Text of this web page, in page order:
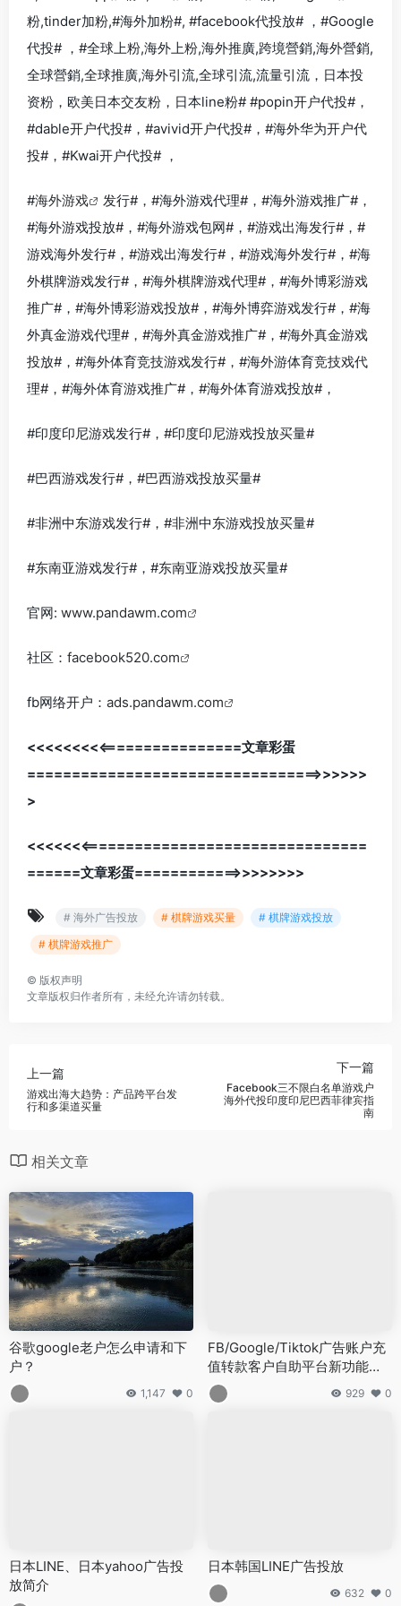
粉,tinder加粉,#海外加粉#, #facebook代投放# ，#Google
代投# ，#全球上粉,海外上粉,海外推廣,跨境營銷,海外營銷,
全球營銷,全球推廣,海外引流,全球引流,流量引流，日本投
资粉，欧美日本交友粉，日本line粉##popin开户代投#，
#dable开户代投#，#avivid开户代投#，#海外华为开户代
投#，#Kwai开户代投#，
#海外游戏
发行#，#海外游戏代理#，#海外游戏推广#，
#海外游戏投放#，#海外游戏包网#，#游戏出海发行#，#
游戏海外发行#，#游戏出海发行#，#游戏海外发行#，#海
外棋牌游戏发行#，#海外棋牌游戏代理#，#海外博彩游戏
推广#，#海外博彩游戏投放#，#海外博弈游戏发行#，#海
外真金游戏代理#，#海外真金游戏推广#，#海外真金游戏
投放#，#海外体育竞技游戏发行#，#海外游体育竞技戏代
理#，#海外体育游戏推广#，#海外体育游戏投放#，
#印度印尼游戏发行#，#印度印尼游戏投放买量#
#巴西游戏发行#，#巴西游戏投放买量#
#非洲中东游戏发行#，#非洲中东游戏投放买量#
#东南亚游戏发行#，#东南亚游戏投放买量#
官网: www.pandawm.com
社区： facebook520.com
fb网络开户： ads.pandawm.com
<<<<<<<<<================文章彩蛋
=================================>>>>>>
>
<<<<<<<================================
======文章彩蛋============>>>>>>>>
# 海外广告投放 # 棋牌游戏买量
# 棋牌游戏投放
# 棋牌游戏推广
© 版权声明
文章版权归作者所有，未经允许请勿转载。
上一篇
游戏出海大趋势：产品跨平台发
行和多渠道买量
下一篇
Facebook三不限白名单游戏户
海外代投印度印尼巴西菲律宾指
南
相关文章
谷歌google老户怎么申请和下
户？
1,147 0
FB/Google/Tiktok广告账户充
值转款客户自助平台新功能上
线-Ads.pandawm.com
929 0
日本LINE、日本yahoo广告投
放简介
日本韩国LINE广告投放
632 0